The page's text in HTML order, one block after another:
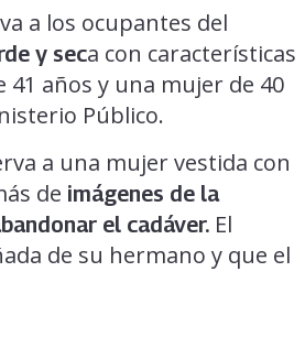
a los ocupantes del
y seca con características
años y una mujer de 40
Público.
a una mujer vestida con
de imágenes de la
el cadáver. El
de su hermano y que el